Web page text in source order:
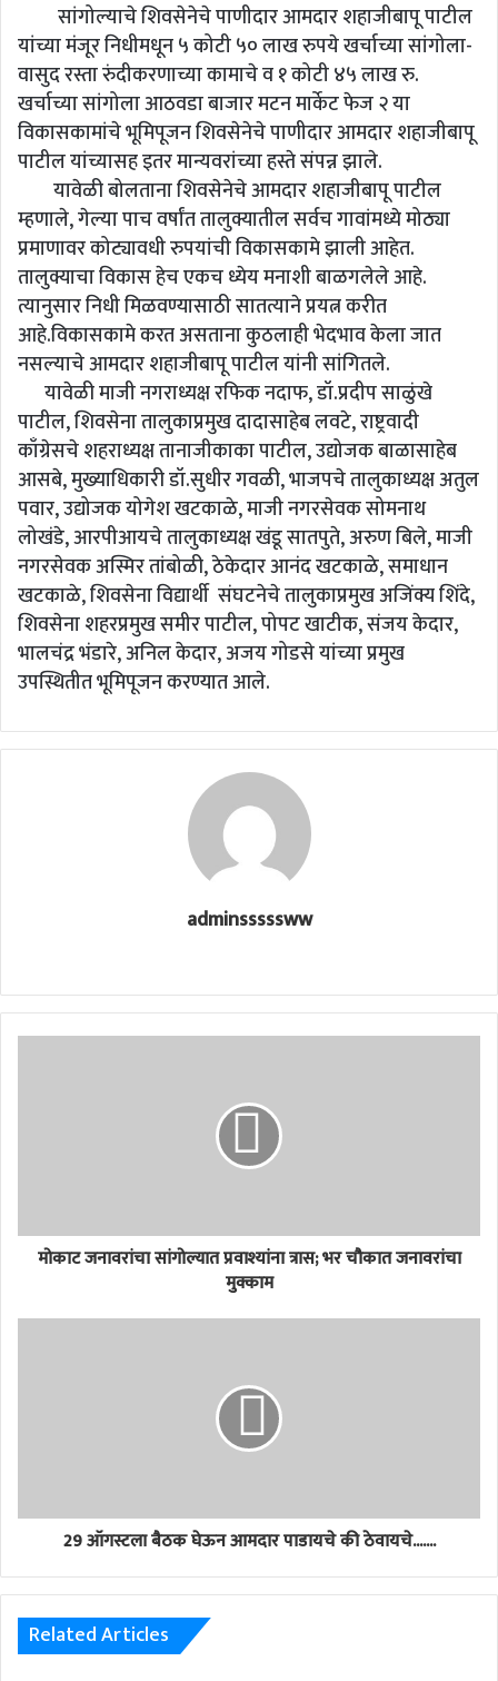
सांगोल्याचे शिवसेनेचे पाणीदार आमदार शहाजीबापू पाटील
यांच्या मंजूर निधीमधून ५ कोटी ५० लाख रुपये खर्चाच्या सांगोला-
वासुद रस्ता रुंदीकरणाच्या कामाचे व १ कोटी ४५ लाख रु.
खर्चाच्या सांगोला आठवडा बाजार मटन मार्केट फेज २ या
विकासकामांचे भूमिपूजन शिवसेनेचे पाणीदार आमदार शहाजीबापू
पाटील यांच्यासह इतर मान्यवरांच्या हस्ते संपन्न झाले.
यावेळी बोलताना शिवसेनेचे आमदार शहाजीबापू पाटील
म्हणाले, गेल्या पाच वर्षांत तालुक्यातील सर्वच गावांमध्ये मोठ्या
प्रमाणावर कोट्यावधी रुपयांची विकासकामे झाली आहेत.
तालुक्याचा विकास हेच एकच ध्येय मनाशी बाळगलेले आहे.
त्यानुसार निधी मिळवण्यासाठी सातत्याने प्रयत्न करीत
आहे.विकासकामे करत असताना कुठलाही भेदभाव केला जात
नसल्याचे आमदार शहाजीबापू पाटील यांनी सांगितले.
यावेळी माजी नगराध्यक्ष रफिक नदाफ, डॉ.प्रदीप साळुंखे
पाटील, शिवसेना तालुकाप्रमुख दादासाहेब लवटे, राष्ट्रवादी
काँग्रेसचे शहराध्यक्ष तानाजीकाका पाटील, उद्योजक बाळासाहेब
आसबे, मुख्याधिकारी डॉ.सुधीर गवळी, भाजपचे तालुकाध्यक्ष अतुल
पवार, उद्योजक योगेश खटकाळे, माजी नगरसेवक सोमनाथ
लोखंडे, आरपीआयचे तालुकाध्यक्ष खंडू सातपुते, अरुण बिले, माजी
नगरसेवक अस्मिर तांबोळी, ठेकेदार आनंद खटकाळे, समाधान
खटकाळे, शिवसेना विद्यार्थी संघटनेचे तालुकाप्रमुख अजिंक्य शिंदे,
शिवसेना शहरप्रमुख समीर पाटील, पोपट खाटीक, संजय केदार,
भालचंद्र भंडारे, अनिल केदार, अजय गोडसे यांच्या प्रमुख
उपस्थितीत भूमिपूजन करण्यात आले.
adminsssssww
मोकाट जनावरांचा सांगोल्यात प्रवाश्यांना त्रास; भर चौकात जनावरांचा
मुक्काम
29 ऑगस्टला बैठक घेऊन आमदार पाडायचे की ठेवायचे.......
Related Articles